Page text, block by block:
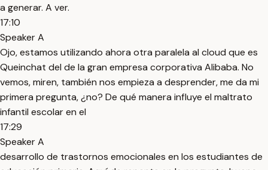
a generar. A ver.
17:10
Speaker A
Ojo, estamos utilizando ahora otra paralela al cloud que es
Queinchat del de la gran empresa corporativa Alibaba. No
vemos, miren, también nos empieza a desprender, me da mi
primera pregunta, ¿no? De qué manera influye el maltrato
infantil escolar en el
17:29
Speaker A
desarrollo de trastornos emocionales en los estudiantes de